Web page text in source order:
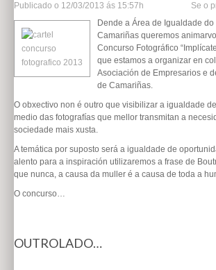
Publicado o 12/03/2013 ás 15:57h
Se o
Dende a Área de Igualdade
Camariñas queremos
Concurso Fotográfico
que estamos a organizar en
Asociación de Empresarios e
de Camariñas.
O obxectivo non é outro que visibilizar a igualdade
medio das fotografías que mellor transmitan a
sociedade mais xusta.
A temática por suposto será a igualdade de
alento para a inspiración utilizaremos a frase de
que nunca, a causa da muller é a causa de toda a
O concurso…
OUTROLADO…